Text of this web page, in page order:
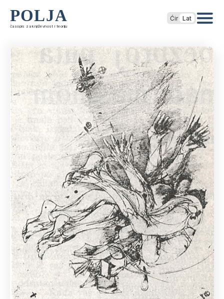
POLJA
časopis za književnost i teoriju
Ćir Lat